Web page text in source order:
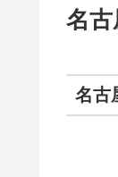
名
名古